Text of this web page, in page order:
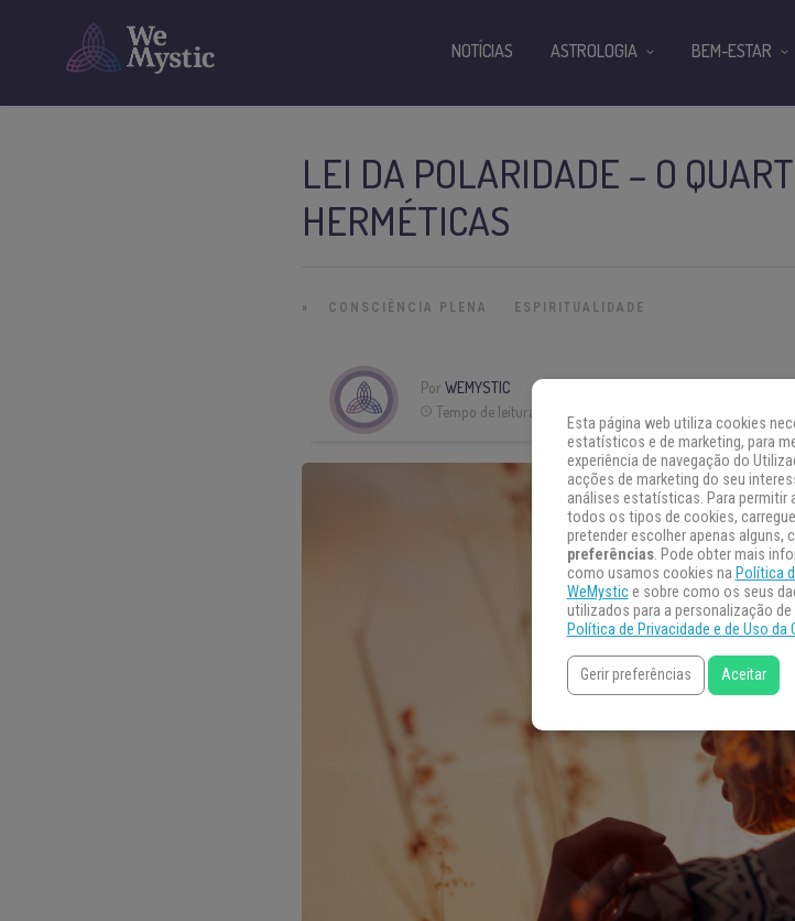
LEI DA POLARIDADE – O
HERMÉTICAS
» CONSCIÊNCIA PLENA ESPIRITUALIDADE
Por WEMYSTIC
Tempo de leitura:
NOTÍCIAS ASTROLOGIA BEM-ESTAR
Esta página web utiliza cookies
estatísticos e de marketing, para
experiência de navegação do
acções de marketing do seu
análises estatísticas. Para permitir
todos os tipos de cookies,
pretender escolher apenas alguns,
preferências. Pode obter mais
como usamos cookies na Política
WeMystice sobre como os seus
utilizados para a personalização de
Política de Privacidade e de Uso da
Gerir preferências Aceitar